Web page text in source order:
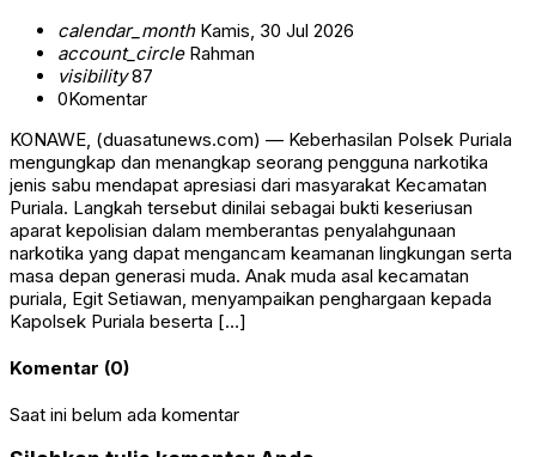
calendar_monthKamis, 30 Jul 2026
account_circleRahman
visibility87
0Komentar
KONAWE, (duasatunews.com) — Keberhasilan Polsek Puriala
mengungkap dan menangkap seorang pengguna narkotika
jenis sabu mendapat apresiasi dari masyarakat Kecamatan
Puriala. Langkah tersebut dinilai sebagai bukti keseriusan
aparat kepolisian dalam memberantas penyalahgunaan
narkotika yang dapat mengancam keamanan lingkungan serta
masa depan generasi muda. Anak muda asal kecamatan
puriala, Egit Setiawan, menyampaikan penghargaan kepada
Kapolsek Puriala beserta […]
Komentar (0)
Saat ini belum ada komentar